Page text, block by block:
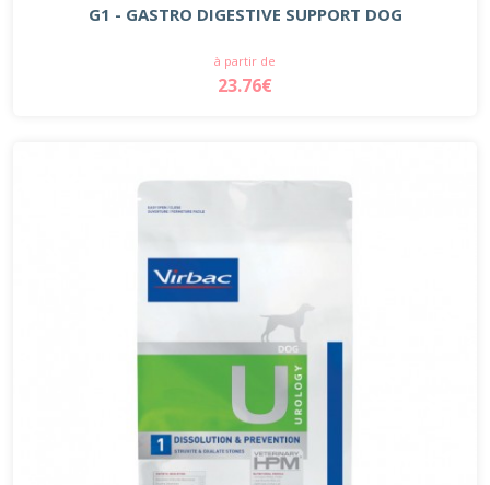
G1 - GASTRO DIGESTIVE SUPPORT DOG
à partir de
23.76€